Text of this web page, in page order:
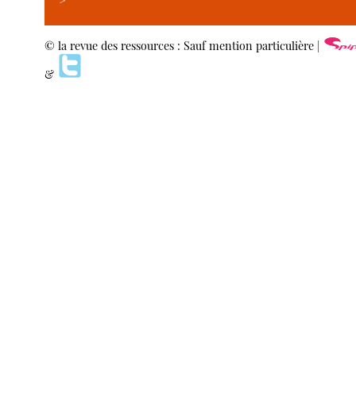
© la revue des ressources : Sauf mention particulière |
&